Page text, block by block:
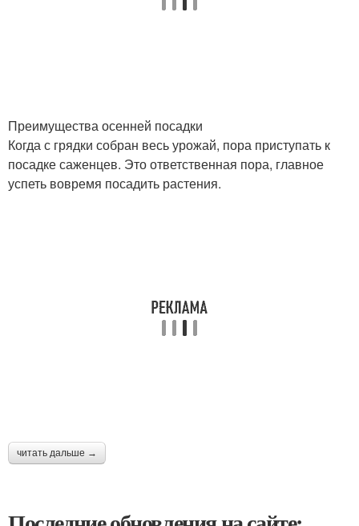
Преимущества осенней посадки
Когда с грядки собран весь урожай, пора приступать к
посадке саженцев. Это ответственная пора, главное
успеть вовремя посадить растения.
читать дальше →